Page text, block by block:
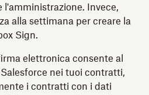
Invece,
alla settimana per creare la
Sign.
elettronica consente al
nei tuoi contratti,
i contratti con i dati